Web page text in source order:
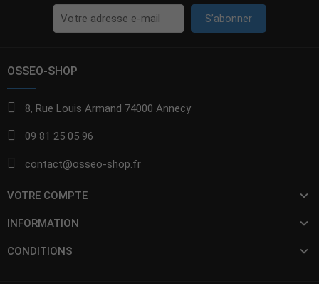
S’abonner
OSSEO-SHOP
8, Rue Louis Armand 74000 Annecy
09 81 25 05 96
contact@osseo-shop.fr
VOTRE COMPTE
INFORMATION
CONDITIONS